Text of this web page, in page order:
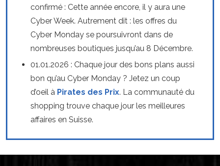
confirmé : Cette année encore, il y aura une
Cyber Week. Autrement dit : les offres du
Cyber Monday se poursuivront dans de
nombreuses boutiques jusqu’au 8 Décembre.
01.01.2026 : Chaque jour des bons plans aussi
bon qu’au Cyber Monday ? Jetez un coup
d’oeil à Pirates des Prix. La communauté du
shopping trouve chaque jour les meilleures
affaires en Suisse.